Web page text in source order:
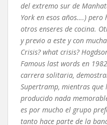
del extremo sur de
York en esos años….) pero
otros enseres de cocina.
y previo a este y con
Crisis? what crisis?
Famous last words en
carrera solitaria,
Supertramp, mientras que
producido nada
es por mucho el grupo
tanto hace parte de la